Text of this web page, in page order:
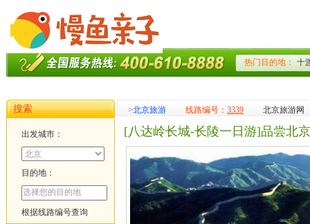
搜索
出发城市：
目的地：
根据线路编号查询
>北京旅游 线路编号： 3339 北京旅游网
[八达岭长城-长陵一日游]品尝北